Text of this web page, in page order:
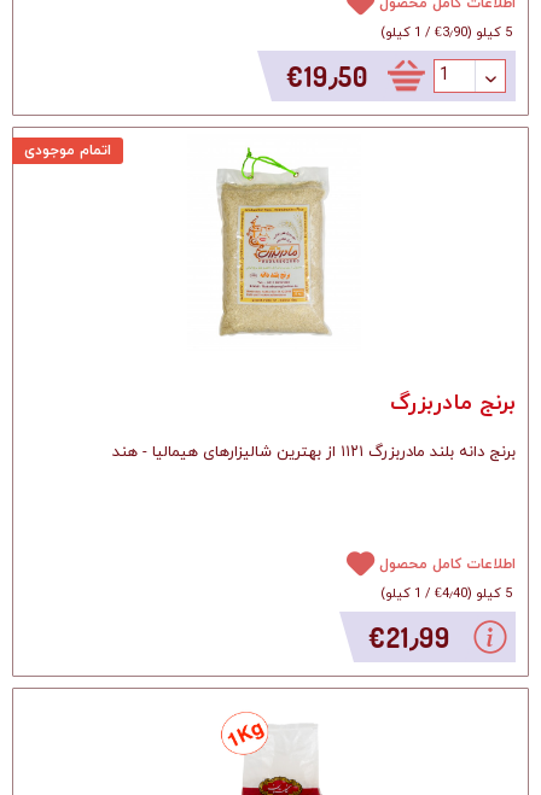
اطلاعات کامل محصول
5 کیلو
(‎€3٫90 / 1 کیلو )
‎€19٫50
اتمام موجودی
برنج مادربزرگ
برنج دانه بلند مادربزرگ ۱۱۲۱ از بهترین شالیزارهای هیمالیا - هند
اطلاعات کامل محصول
5 کیلو
(‎€4٫40 / 1 کیلو )
‎€21٫99